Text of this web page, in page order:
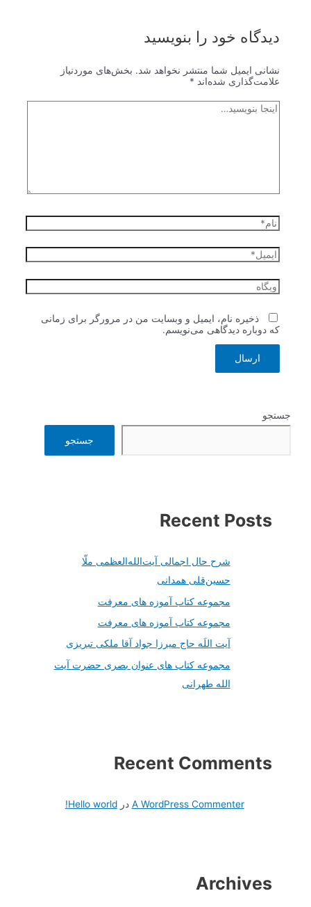
خود را بنویسید
ایمیل شما منتشر نخواهد شد. بخش‌های موردنیاز
شده‌اند *
ذخیره نام، ایمیل و وبسایت من در مرورگر برای زمانی
دیدگاهی می‌نویسم.
Recent
شرح حال اجمالی آیت‌الله‌العظمی ملّا
حسین‌قلی همدانی
مجموعه کتاب آموزه های معرفت
مجموعه کتاب آموزه های معرفت
آیت اللَه حاج میرزا جواد آقا ملکی تبریزی
مجموعه کتاب های عنوان بصری حضرت آیت
الله طهرانی
Recent
A WordPress CommenterدرHello world!